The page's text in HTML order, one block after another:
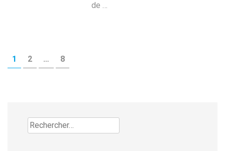
de …
Pagination
des
PAGE
1 PAGE
2 … PAGE
8
Rechercher :